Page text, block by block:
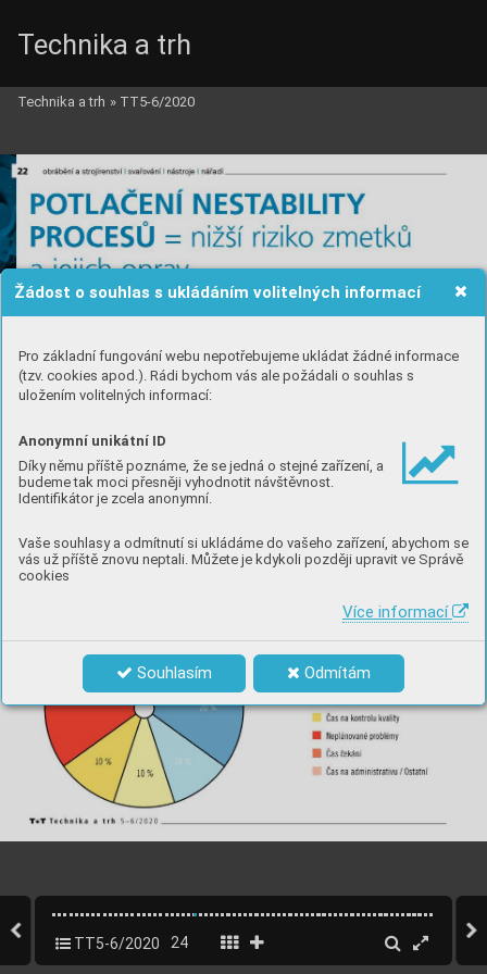
Žádost o souhlas s ukládáním volitelných informací
Pro základní fungování webu nepotřebujeme ukládat žádné informace
(tzv. cookies apod.). Rádi bychom vás ale požádali o souhlas s
uložením volitelných informací:
Anonymní unikátní ID
Díky němu příště poznáme, že se jedná o stejné zařízení, a
budeme tak moci přesněji vyhodnotit návštěvnost.
Identifikátor je zcela anonymní.
Vaše souhlasy a odmítnutí si ukládáme do vašeho zařízení, abychom se
vás už příště znovu neptali. Můžete je kdykoli později upravit ve Správě
cookies
Více informací
Souhlasím Odmítám
Technika a trh
Technika a trh » TT5-6/2020
TT5-6/2020 24